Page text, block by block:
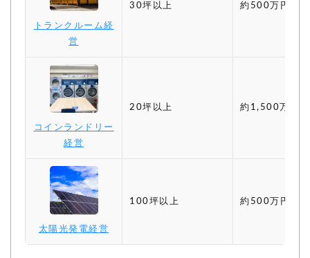
トランクルーム経
営
30坪以上 約500万円〜
コインランドリー
経営
20坪以上 約1,500万円〜
太陽光発電経営
100坪以上 約500万円〜